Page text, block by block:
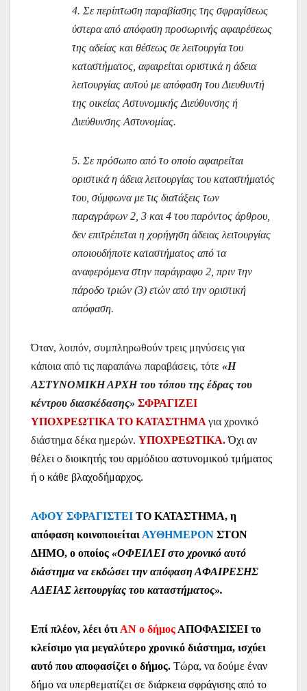
4. Σε περίπτωση παραβίασης της σφραγίσεως
ύστερα από απόφαση προσωρινής αφαιρέσεως
της αδείας και θέσεως σε λειτουργία του
καταστήματος, αφαιρείται οριστικά η άδεια
λειτουργίας αυτού με απόφαση του Διευθυντή
της οικείας Αστυνομικής Διεύθυνσης ή
Διεύθυνσης Αστυνομίας.
5. Σε πρόσωπο από το οποίο αφαιρείται
οριστικά η άδεια λειτουργίας του καταστήματός
του, σύμφωνα με τις διατάξεις των
παραγράφων 2, 3 και 4 του παρόντος άρθρου,
δεν επιτρέπεται η χορήγηση άδειας λειτουργίας
οποιουδήποτε καταστήματος από τα
αναφερόμενα στην παράγραφο 2, πριν την
πάροδο τριών (3) ετών από την οριστική
απόφαση.
Όταν, λοιπόν, συμπληρωθούν τρεις μηνύσεις για
κάποια από τις παραπάνω παραβάσεις, τότε «Η
ΑΣΤΥΝΟΜΙΚΗ ΑΡΧΗ του τόπου της έδρας του
κέντρου διασκέδασης» ΣΦΡΑΓΙΖΕΙ
ΥΠΟΧΡΕΩΤΙΚΑ ΤΟ ΚΑΤΑΣΤΗΜΑ για χρονικό
διάστημα δέκα ημερών. ΥΠΟΧΡΕΩΤΙΚΑ. Όχι αν
θέλει ο διοικητής του αρμόδιου αστυνομικού τμήματος
ή ο κάθε βλαχοδήμαρχος.
ΑΦΟΥ ΣΦΡΑΓΙΣΤΕΙ ΤΟ ΚΑΤΑΣΤΗΜΑ, η
απόφαση κοινοποιείται ΑΥΘΗΜΕΡΟΝ ΣΤΟΝ
ΔΗΜΟ, ο οποίος «ΟΦΕΙΛΕΙ στο χρονικό αυτό
διάστημα να εκδώσει την απόφαση ΑΦΑΙΡΕΣΗΣ
ΑΔΕΙΑΣ λειτουργίας του καταστήματος».
Επί πλέον, λέει ότι ΑΝ ο δήμος ΑΠΟΦΑΣΙΣΕΙ το
κλείσιμο για μεγαλύτερο χρονικό διάστημα, ισχύει
αυτό που αποφασίζει ο δήμος. Τώρα, να δούμε έναν
δήμο να υπερθεματίζει σε διάρκεια σφράγισης από το